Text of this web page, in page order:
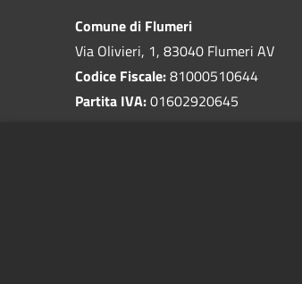
Comune di Flumeri
Via Olivieri, 1, 83040 Flumeri AV
Codice Fiscale:81000510644
Partita IVA:01602920645